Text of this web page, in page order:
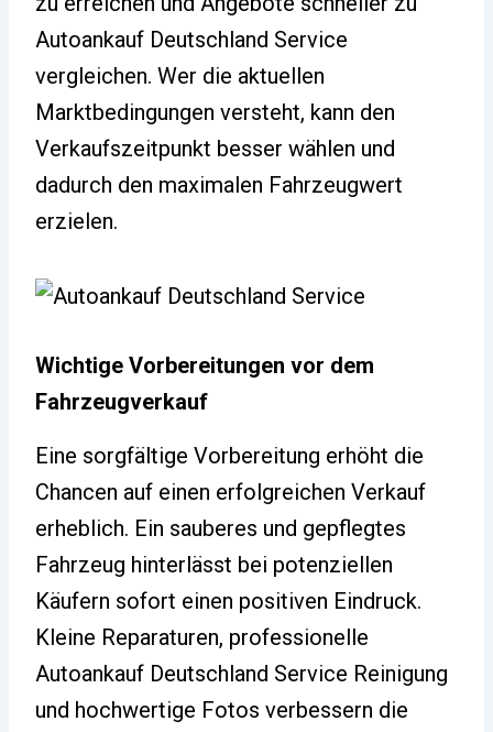
Autoankauf Deutschland Service
vergleichen. Wer die aktuellen
Marktbedingungen versteht, kann den
Verkaufszeitpunkt besser wählen und
dadurch den maximalen Fahrzeugwert
erzielen.
Wichtige Vorbereitungen vor dem
Fahrzeugverkauf
Eine sorgfältige Vorbereitung erhöht die
Chancen auf einen erfolgreichen Verkauf
erheblich. Ein sauberes und gepflegtes
Fahrzeug hinterlässt bei potenziellen
Käufern sofort einen positiven Eindruck.
Kleine Reparaturen, professionelle
Autoankauf Deutschland Service Reinigung
und hochwertige Fotos verbessern die